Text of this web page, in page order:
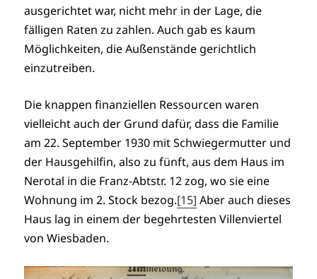
ausgerichtet war, nicht mehr in der Lage, die
fälligen Raten zu zahlen. Auch gab es kaum
Möglichkeiten, die Außenstände gerichtlich
einzutreiben.
Die knappen finanziellen Ressourcen waren
vielleicht auch der Grund dafür, dass die Familie
am 22. September 1930 mit Schwiegermutter und
der Hausgehilfin, also zu fünft, aus dem Haus im
Nerotal in die Franz-Abtstr. 12 zog, wo sie eine
Wohnung im 2. Stock bezog.[15] Aber auch dieses
Haus lag in einem der begehrtesten Villenviertel
von Wiesbaden.